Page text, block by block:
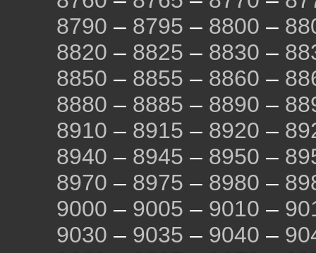
8790 – 8795 – 8800 –
8820 – 8825 – 8830 –
8850 – 8855 – 8860 –
8880 – 8885 – 8890 –
8910 – 8915 – 8920 –
8940 – 8945 – 8950 –
8970 – 8975 – 8980 –
9000 – 9005 – 9010 –
9030 – 9035 – 9040 –